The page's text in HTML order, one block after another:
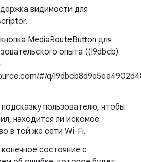
видимости для
MediaRouteButton для
опыта ((I9dbcb)
#/q/
пользователю, чтобы
находится ли искомое
в той же сети Wi-Fi.
состояние с